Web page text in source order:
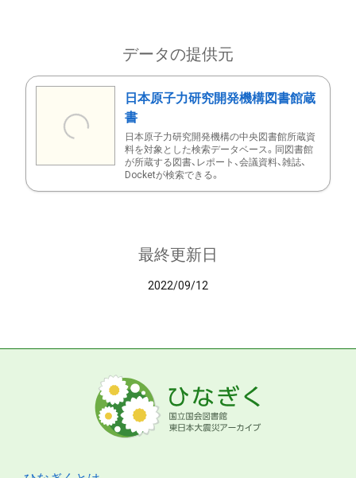
データの提供元
日本原子力研究開発機構図書館蔵
書
日本原子力研究開発機構の中央図書館所蔵資
料を対象とした検索データベース。同図書館
が所蔵する図書、レポート、会議資料、雑誌、
Docketが検索できる。
最終更新日
2022/09/12